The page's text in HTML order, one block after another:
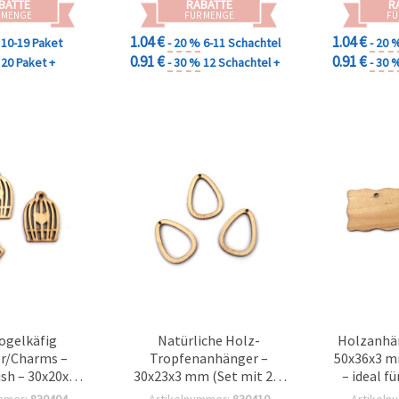
10-19 Paket
20 Paket +
romantische DIY-
RABATTE
FÜR MENGE
1.04 €- 20 %6-11 Schachtel
0.91 €- 30 %12 Schachtel +
1.04 €- 20
0.91 €- 30
Charms –
– 30x20x3
– ideal für
Natürliche Holz-
Tropfenanhänger –
30x23x3 mm (Set mit 20)
– ideal für DIY
50x36x3
– ideal